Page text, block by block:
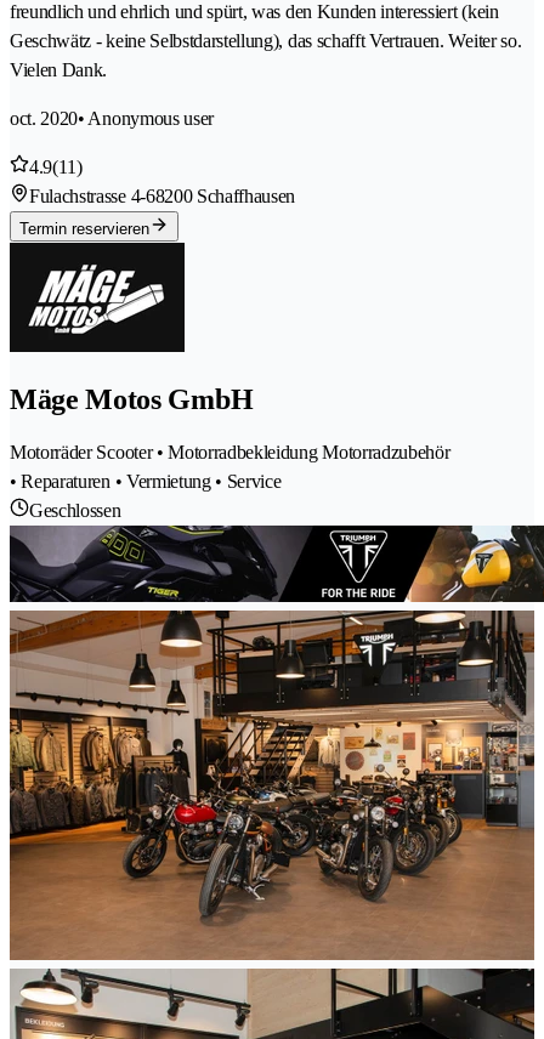
freundlich und ehrlich und spürt, was den Kunden interessiert (kein
Geschwätz - keine Selbstdarstellung), das schafft Vertrauen. Weiter so.
Vielen Dank.
oct. 2020• Anonymous user
4.9(11)
Fulachstrasse 4-68200 Schaffhausen
Termin reservieren
Mäge Motos GmbH
Motorräder Scooter • Motorradbekleidung Motorradzubehör
• Reparaturen • Vermietung • Service
Geschlossen